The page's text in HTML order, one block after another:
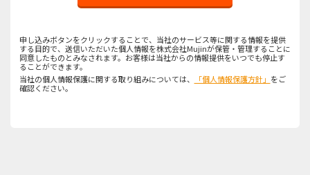
申し込みボタンをクリックすることで、当社のサービス等に関する情報を提供
する目的で、送信いただいた個人情報を株式会社Mujinが保管・管理することに
同意したものとみなされます。お客様は当社からの情報提供をいつでも停止す
ることができます。
当社の個人情報保護に関する取り組みについては、
「個人情報保護方針」 をご
確認ください。